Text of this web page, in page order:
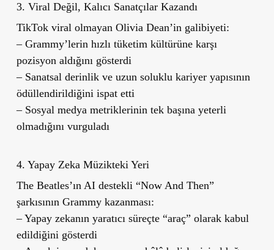
3. Viral Değil, Kalıcı Sanatçılar Kazandı
TikTok viral olmayan Olivia Dean’in galibiyeti:
– Grammy’lerin hızlı tüketim kültürüne karşı
pozisyon aldığını gösterdi
– Sanatsal derinlik ve uzun soluklu kariyer yapısının
ödüllendirildiğini ispat etti
– Sosyal medya metriklerinin tek başına yeterli
olmadığını vurguladı
4. Yapay Zeka Müzikteki Yeri
The Beatles’ın AI destekli “Now And Then”
şarkısının Grammy kazanması:
– Yapay zekanın yaratıcı süreçte “araç” olarak kabul
edildiğini gösterdi